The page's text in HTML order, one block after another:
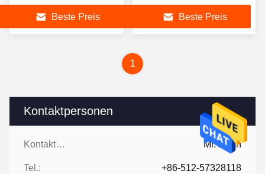
Kontaktpersonen
Kontaktpersonen: Mr. Ruan
Tel.: +86-512-57328118
Beste Preis
Schlauchschläuche
Schweißmaschine
Beste Preis
1